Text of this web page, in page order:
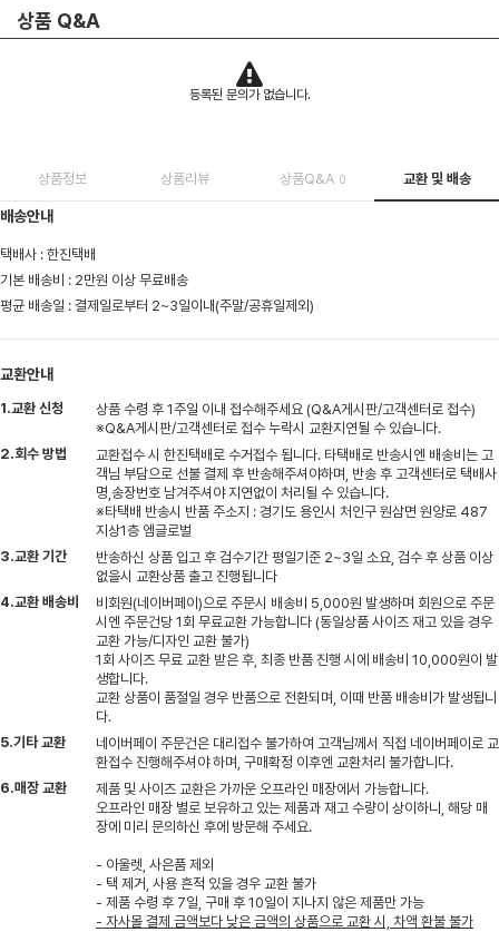
상품 Q&A
등록된 문의가 없습니다.
상품정보 상품리뷰 상품Q&A 0 교환 및 배송
배송안내
택배사 : 한진택배
기본 배송비 : 2만원 이상 무료배송
평균 배송일 : 결제일로부터 2~3일이내(주말/공휴일제외)
교환안내
1.교환 신청
상품 수령 후 1주일 이내 접수해주세요 (Q&A게시판/고객센터로 접수)
※Q&A게시판/고객센터로 접수 누락시 교환지연될 수 있습니다.
2.회수 방법
교환접수 시 한진택배로 수거접수 됩니다. 타택배로 반송시엔 배송비는 고
객님 부담으로 선불 결제 후 반송해주셔야하며, 반송 후 고객센터로 택배사
명,송장번호 남겨주셔야 지연없이 처리될 수 있습니다.
※타택배 반송시 반품 주소지 : 경기도 용인시 처인구 원삼면 원양로 487
지상1층 엠글로벌
3.교환 기간
반송하신 상품 입고 후 검수기간 평일기준 2~3일 소요, 검수 후 상품 이상
없을시 교환상품 출고 진행됩니다
4.교환 배송비
비회원(네이버페이)으로 주문시 배송비 5,000원 발생하며 회원으로 주문
시엔 주문건당 1회 무료교환 가능합니다 (동일상품 사이즈 재고 있을 경우
교환 가능/디자인 교환 불가)
1회 사이즈 무료 교환 받은 후, 최종 반품 진행 시에 배송비 10,000원이 발
생합니다.
교환 상품이 품절일 경우 반품으로 전환되며, 이때 반품 배송비가 발생됩니
다.
5.기타 교환
네이버페이 주문건은 대리접수 불가하여 고객님께서 직접 네이버페이로 교
환접수 진행해주셔야 하며, 구매확정 이후엔 교환처리 불가합니다.
6.매장 교환
제품 및 사이즈 교환은 가까운 오프라인 매장에서 가능합니다.
오프라인 매장 별로 보유하고 있는 제품과 재고 수량이 상이하니, 해당 매
장에 미리 문의하신 후에 방문해 주세요.
- 아울렛, 사은품 제외
- 택 제거, 사용 흔적 있을 경우 교환 불가
- 제품 수령 후 7일, 구매 후 10일이 지나지 않은 제품만 가능
- 자사몰 결제 금액보다 낮은 금액의 상품으로 교환 시, 차액 환불 불가